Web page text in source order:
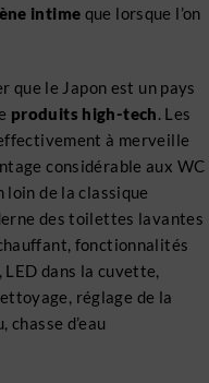
intime que lorsque l’on
le Japon est un pays
produits high-tech. Les
à merveille
considérable aux WC
de la classique
des toilettes lavantes
fonctionnalités
dans la cuvette,
réglage de la
d’eau